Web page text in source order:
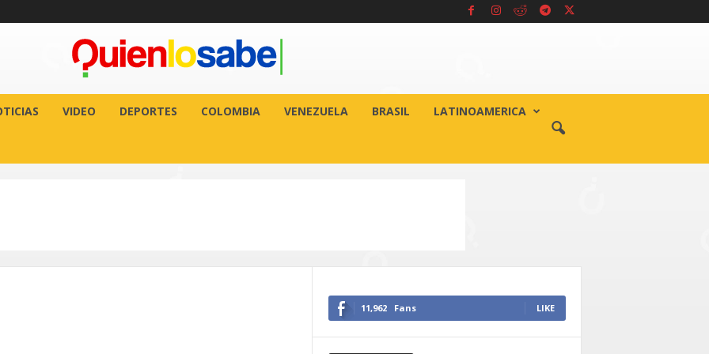
VIDEO DEPORTES COLOMBIA VENEZUELA BRASIL LATINOAMERICA
11,962 Fans LIKE